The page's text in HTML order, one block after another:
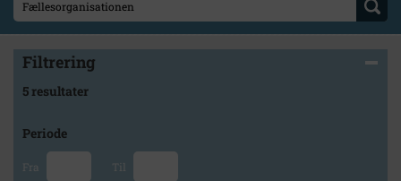
Filtrering
5 resultater
Periode
Fra Til